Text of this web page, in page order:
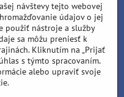
návštevy tejto webovej
údajov o jej
použiť nástroje a služby
sa môžu preniesť k
Kliknutím na „Prijať
s týmto spracovaním.
alebo upraviť svoje